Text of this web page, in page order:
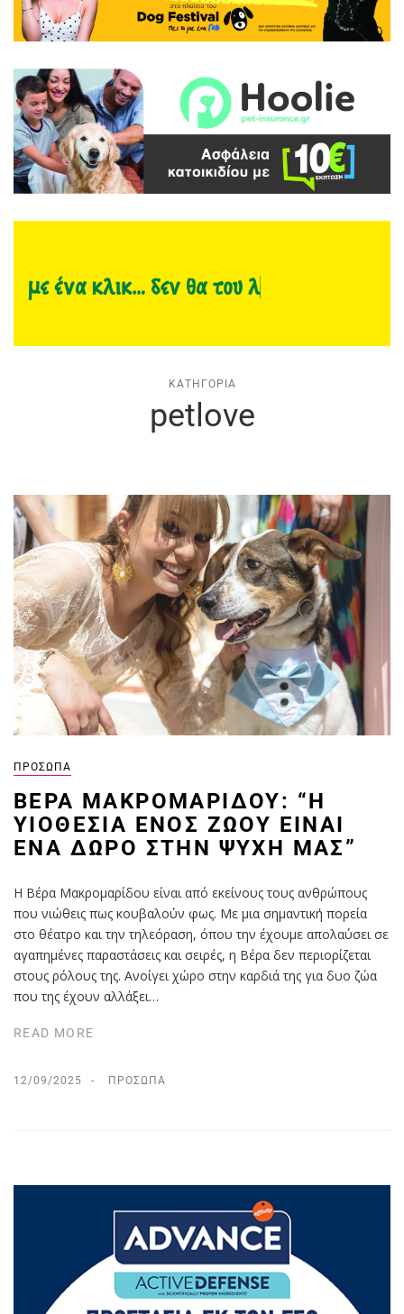
ΚΑΤΗΓΟΡΊΑ
petlove
ΠΡΌΣΩΠΑ
ΒΈΡΑ ΜΑΚΡΟΜΑΡΊΔΟΥ: “Η
ΥΙΟΘΕΣΊΑ ΕΝΌΣ ΖΏΟΥ ΕΊΝΑΙ
ΈΝΑ ΔΏΡΟ ΣΤΗΝ ΨΥΧΉ ΜΑΣ”
Η Βέρα Μακρομαρίδου είναι από εκείνους τους ανθρώπους
που νιώθεις πως κουβαλούν φως. Με μια σημαντική πορεία
στο θέατρο και την τηλεόραση, όπου την έχουμε απολαύσει σε
αγαπημένες παραστάσεις και σειρές, η Βέρα δεν περιορίζεται
στους ρόλους της. Ανοίγει χώρο στην καρδιά της για δυο ζώα
που της έχουν αλλάξει…
READ MORE
12/09/2025 ΠΡΌΣΩΠΑ